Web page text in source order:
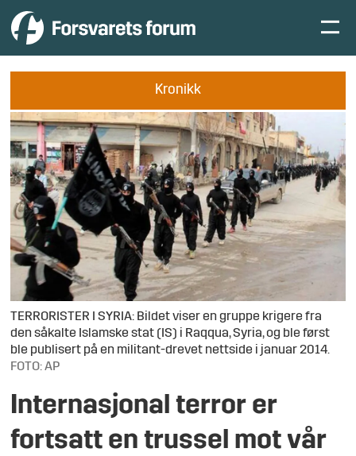
Kronikk
TERRORISTER I SYRIA: Bildet viser en gruppe krigere fra
den såkalte Islamske stat (IS) i Raqqua, Syria, og ble først
ble publisert på en militant-drevet nettside i januar 2014.
FOTO: AP
Internasjonal terror er
fortsatt en trussel mot vår